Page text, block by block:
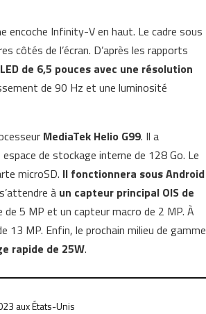
encoche Infinity-V en haut. Le cadre sous
côtés de l’écran. D’après les rapports
de 6,5 pouces avec une résolution
de 90 Hz et une luminosité
MediaTek Helio G99. Il a
de stockage interne de 128 Go. Le
microSD. Il fonctionnera sous Android
à un capteur principal OIS de
5 MP et un capteur macro de 2 MP. À
13 MP. Enfin, le prochain milieu de gamme
rapide de 25W.
aux États-Unis